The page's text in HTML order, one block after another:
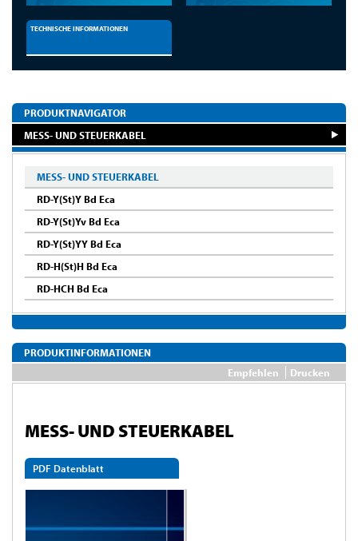
TECHNISCHE INFORMATIONEN
PRODUKTNAVIGATOR
MESS- UND STEUERKABEL
MESS- UND STEUERKABEL
RD-Y(St)Y Bd Eca
RD-Y(St)Yv Bd Eca
RD-Y(St)YY Bd Eca
RD-H(St)H Bd Eca
RD-HCH Bd Eca
PRODUKTINFORMATIONEN
Empfehlen
Drucken
MESS- UND STEUERKABEL
PDF Datenblatt